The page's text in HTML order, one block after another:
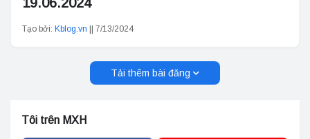
Tạo bởi: Kblog.vn 7/13/2024
Tải thêm bài đăng
Tôi trên MXH